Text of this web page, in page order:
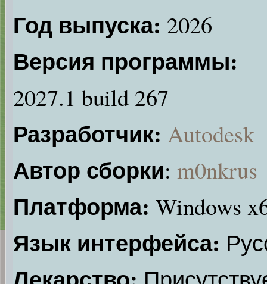
Год выпуска: 2026
Версия программы:
2027.1 build 267
Разработчик: Autodesk
Автор сборки: m0nkrus
Платформа: Windows
Язык интерфейса: